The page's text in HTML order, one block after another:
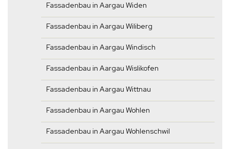
Fassadenbau in Aargau Widen
Fassadenbau in Aargau Wiliberg
Fassadenbau in Aargau Windisch
Fassadenbau in Aargau Wislikofen
Fassadenbau in Aargau Wittnau
Fassadenbau in Aargau Wohlen
Fassadenbau in Aargau Wohlenschwil